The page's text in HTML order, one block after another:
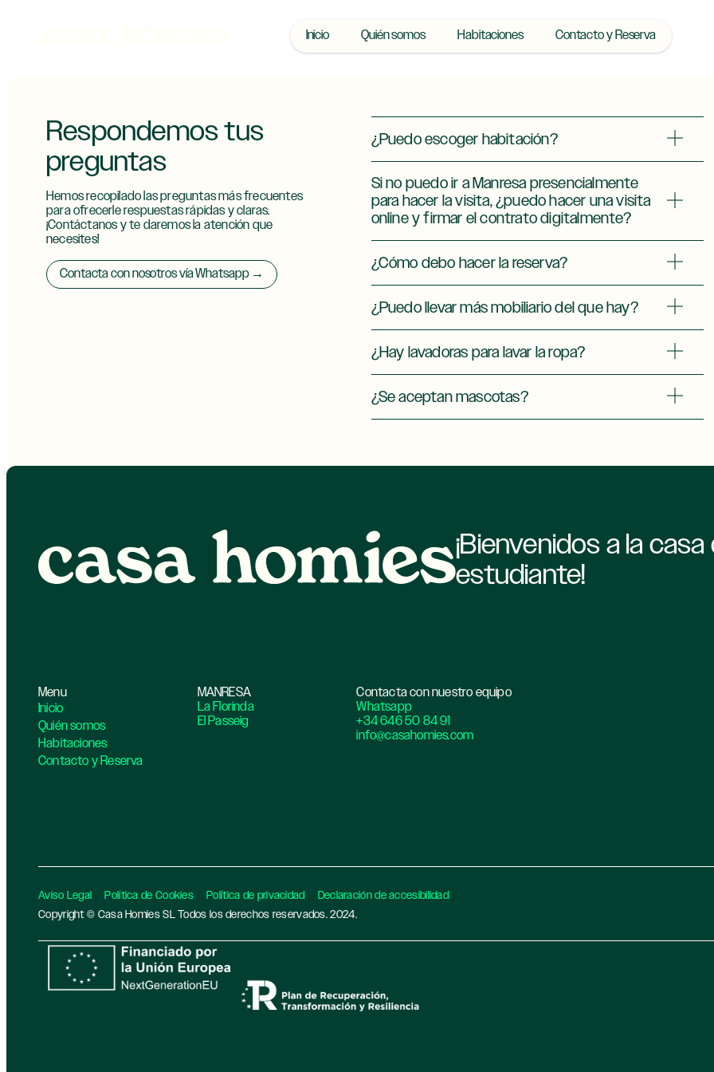
Inicio Quién somos Habitaciones Contacto y Reserva
Respondemos tus
preguntas
Hemos recopilado las preguntas más frecuentes
para ofrecerle respuestas rápidas y claras.
¡Contáctanos y te daremos la atención que
necesites!
Contacta con nosotros vía Whatsapp →
¿Puedo escoger habitación?
Si no puedo ir a Manresa presencialmente
para hacer la visita, ¿puedo hacer una visita
online y firmar el contrato digitalmente?
¿Cómo debo hacer la reserva?
¿Puedo llevar más mobiliario del que hay?
¿Hay lavadoras para lavar la ropa?
¿Se aceptan mascotas?
¡Bienvenidos a la casa
estudiante!
Menu
Inicio
Quién somos
Habitaciones
Contacto y Reserva
MANRESA
La Florinda
El Passeig
Contacta con nuestro equipo
Whatsapp
+34 646 50 84 91
info@casahomies.com
Aviso Legal Política de Cookies Política de privacidad​
Declaración de accesibilidad
Copyright © Casa Homies SL Todos los derechos reservados. 2024.